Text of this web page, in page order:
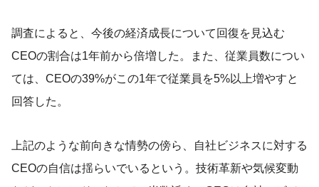
調査によると、今後の経済成長について回復を見込む
CEOの割合は1年前から倍増した。また、従業員数につい
ては、CEOの39%がこの1年で従業員を5%以上増やすと
回答した。
上記のような前向きな情勢の傍ら、自社ビジネスに対する
CEOの自信は揺らいでいるという。技術革新や気候変動